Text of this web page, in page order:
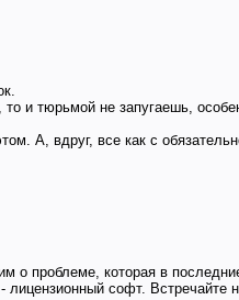
и тюрьмой не запугаешь,
А, вдруг, все как с
проблеме, которая в
софт. Встречайте